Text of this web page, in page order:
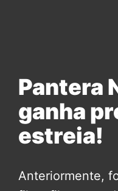
Pantera
ganha
estreia!
Anteriormente,